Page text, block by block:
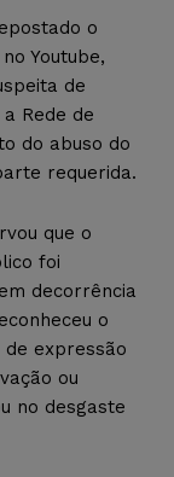
o
Youtube,
de
Rede de
do abuso do
requerida.
que o
foi
decorrência
o
expressão
ou
no desgaste